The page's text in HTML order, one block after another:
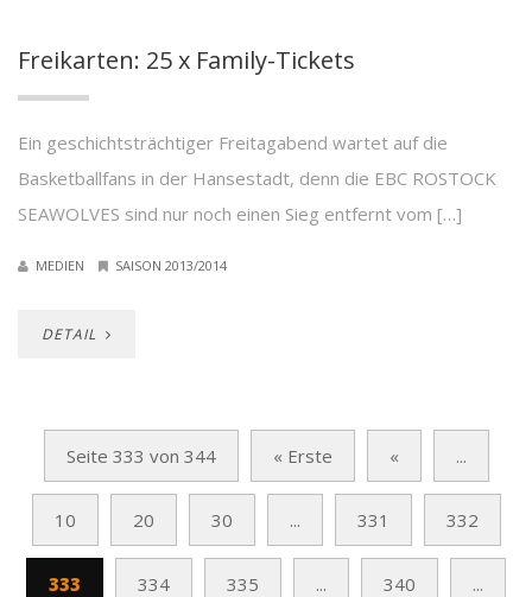
Freikarten: 25 x Family-Tickets
Ein geschichtsträchtiger Freitagabend wartet auf die
Basketballfans in der Hansestadt, denn die EBC ROSTOCK
SEAWOLVES sind nur noch einen Sieg entfernt vom […]
MEDIEN SAISON 2013/2014
DETAIL
Seite 333 von 344 « Erste « ...
10 20 30 ... 331 332
333 334 335 ... 340 ...